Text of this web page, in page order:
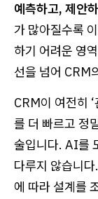
예측하고, 제안
가 많아질수록
하기 어려운 영
선을 넘어 CRM
CRM이 여전히
를 더 빠르고 정
술입니다. AI를
다루지 않습니
에 따라 설계를